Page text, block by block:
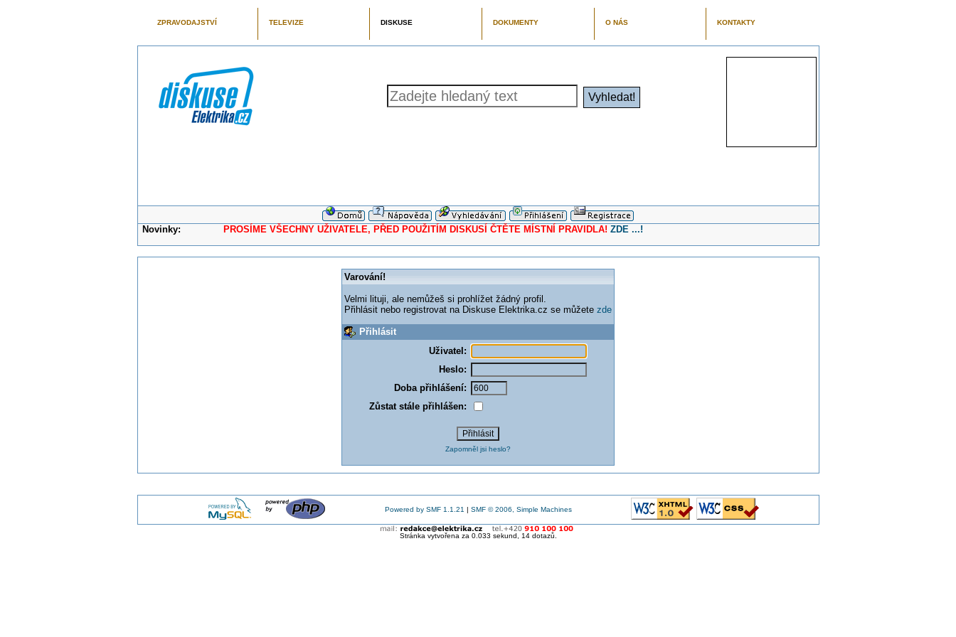
ZPRAVODAJSTVÍ TELEVIZE DISKUSE DOKUMENTY O NÁS KONTAKTY
Novinky: PROSÍME VŠECHNY UŽIVATELE, PŘED POUŽITÍM DISKUSÍ ČTĚTE MÍSTNÍ PRAVIDLA! ZDE ...!
Varování!
Velmi lituji, ale nemůžeš si prohlížet žádný profil.
Přihlásit nebo registrovat na Diskuse Elektrika.cz se můžete zde
Přihlásit
Uživatel:
Heslo:
Doba přihlášení:
Zůstat stále přihlášen:
Zapomněl jsi heslo?
Powered by SMF 1.1.21 | SMF © 2006, Simple Machines
Stránka vytvořena za 0.033 sekund, 14 dotazů.